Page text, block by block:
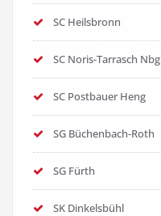
SC Heilsbronn
SC Noris-Tarrasch Nbg
SC Postbauer Heng
SG Büchenbach-Roth
SG Fürth
SK Dinkelsbühl